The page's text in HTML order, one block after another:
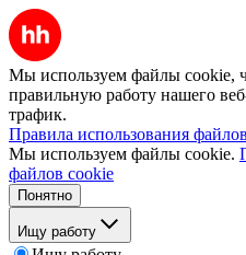
Мы используем файлы cookie,
правильную работу нашего
трафик.
Правила использования
Мы используем файлы cookie.
файлов cookie
Понятно
Ищу работу